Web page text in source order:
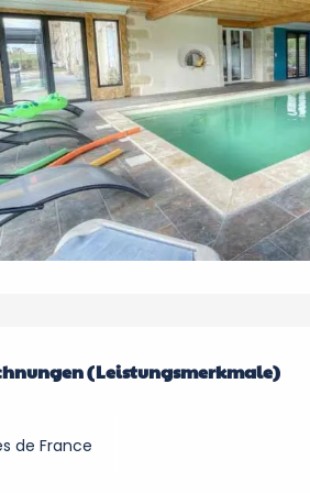
(Leistungsmerkmale)
(Leistungsmerkmale)
de France